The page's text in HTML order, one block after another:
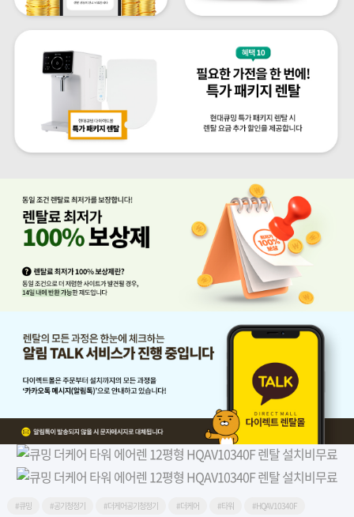
#큐밍 #공기청정기 #더케어공기청정기 #더케어 #타워
#HQAV10340F